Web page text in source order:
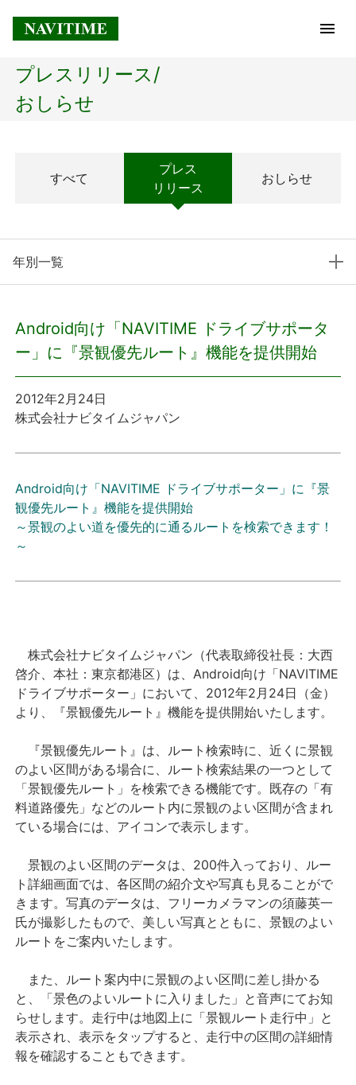
トップページ
経営理念
プレスリリース
プレスリリース
個人向けサービス
プレスリリース/
おしらせ
すべて
プレス
リリース
おしらせ
年別一覧
Android向け「NAVITIME ドライブサポータ
ー」に『景観優先ルート』機能を提供開始
2012年2月24日
株式会社ナビタイムジャパン
Android向け「NAVITIME ドライブサポーター」に『景
観優先ルート』機能を提供開始
～景観のよい道を優先的に通るルートを検索できます！
～
株式会社ナビタイムジャパン（代表取締役社長：大西
啓介、本社：東京都港区）は、Android向け「NAVITIME
ドライブサポーター」において、2012年2月24日（金）
より、『景観優先ルート』機能を提供開始いたします。
『景観優先ルート』は、ルート検索時に、近くに景観
のよい区間がある場合に、ルート検索結果の一つとして
「景観優先ルート」を検索できる機能です。既存の「有
料道路優先」などのルート内に景観のよい区間が含まれ
ている場合には、アイコンで表示します。
景観のよい区間のデータは、200件入っており、ルー
ト詳細画面では、各区間の紹介文や写真も見ることがで
きます。写真のデータは、フリーカメラマンの須藤英一
氏が撮影したもので、美しい写真とともに、景観のよい
ルートをご案内いたします。
また、ルート案内中に景観のよい区間に差し掛かる
と、「景色のよいルートに入りました」と音声にてお知
らせします。走行中は地図上に「景観ルート走行中」と
表示され、表示をタップすると、走行中の区間の詳細情
報を確認することもできます。